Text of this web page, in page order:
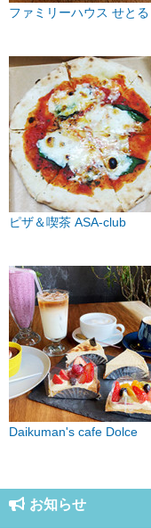
ファミリーハウス せとる
ピザ＆喫茶 ASA-club
Daikuman's cafe Dolce
お知らせ